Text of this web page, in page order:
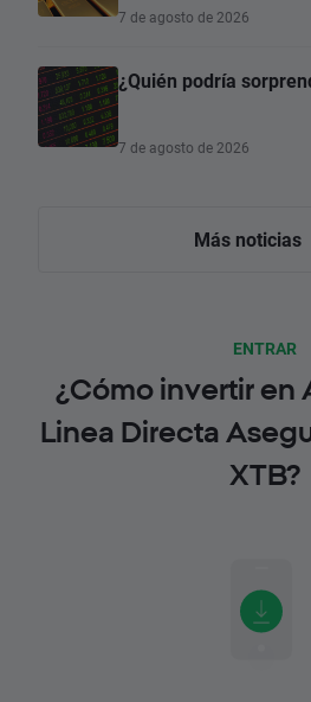
7 de agosto de 2026
¿Quién podría
7 de agosto de 2026
Más noticias
ENTRAR
¿Cómo invertir en
Linea Directa
XTB?